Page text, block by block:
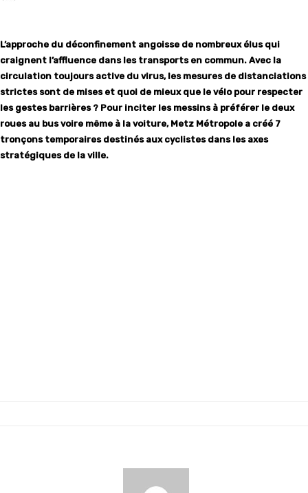
L’approche du déconfinement angoisse de nombreux élus qui
craignent l’affluence dans les transports en commun. Avec la
circulation toujours active du virus, les mesures de distanciations
strictes sont de mises et quoi de mieux que le vélo pour respecter
les gestes barrières ? Pour inciter les messins à préférer le deux
roues au bus voire même à la voiture, Metz Métropole a créé 7
tronçons temporaires destinés aux cyclistes dans les axes
stratégiques de la ville.